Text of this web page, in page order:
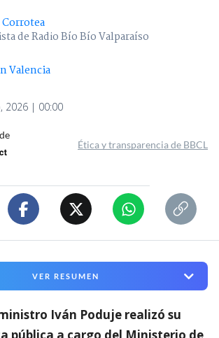
de Radio Bío Bío Valparaíso
Valencia
2026 | 00:00
Ética y transparencia de BBCL
VER RESUMEN
Iván Poduje realizó su